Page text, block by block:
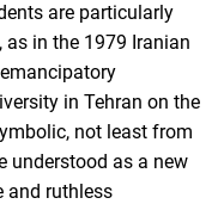
are particularly
as in the 1979 Iranian
in Tehran on the
not least from
understood as a new
and ruthless